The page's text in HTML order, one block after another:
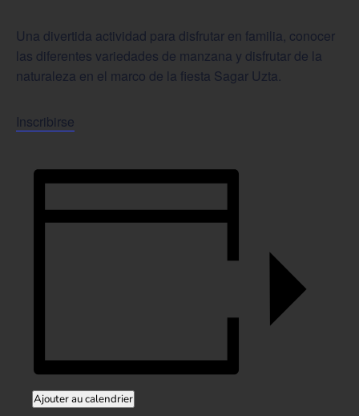
Una divertida actividad para disfrutar en familia, conocer
las diferentes variedades de manzana y disfrutar de la
naturaleza en el marco de la fiesta Sagar Uzta.
Inscribirse
Ajouter au calendrier